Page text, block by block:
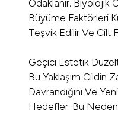
Odaklanır. Biyolojik
Büyüme Faktörleri
Teşvik Edilir Ve Cilt
Geçici Estetik
Bu Yaklaşım Cildin
Davrandığını Ve
Hedefler. Bu